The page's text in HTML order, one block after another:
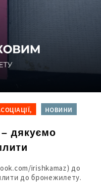
НОВИНИ
дякуємо
irishkamaz) до
до бронежилету.